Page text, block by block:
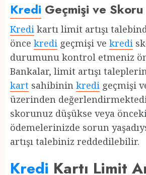
Kredi Geçmişi ve Skoru
Kredi kartı limit artışı
önce kredi geçmişi ve kredi
durumunu kontrol etmeniz
Bankalar, limit artışı
kart sahibinin kredi geçmişi
üzerinden
skorunuz düşükse veya
ödemelerinizde sorun
artışı talebiniz reddedilebilir.
Kredi Kartı Limit